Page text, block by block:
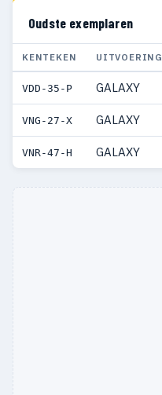
Oudste exemplaren
KENTEKEN UITVOERING
VDD-35-P GALAXY
VNG-27-X GALAXY
VNR-47-H GALAXY